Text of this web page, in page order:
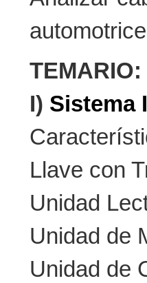
TEMARIO:
I) Sistema
Llave con
Unidad
Unidad de
Unidad de